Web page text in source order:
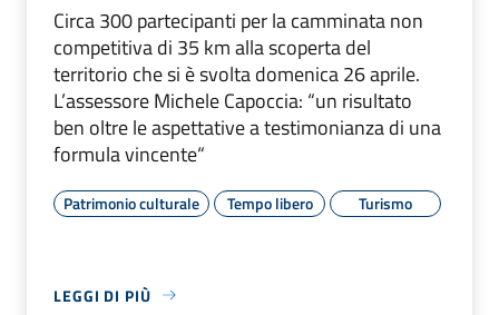
Circa 300 partecipanti per la camminata non
competitiva di 35 km alla scoperta del
territorio che si è svolta domenica 26 aprile.
L’assessore Michele Capoccia: “un risultato
ben oltre le aspettative a testimonianza di una
formula vincente“
Patrimonio culturale Tempo libero Turismo
LEGGI DI PIÙ